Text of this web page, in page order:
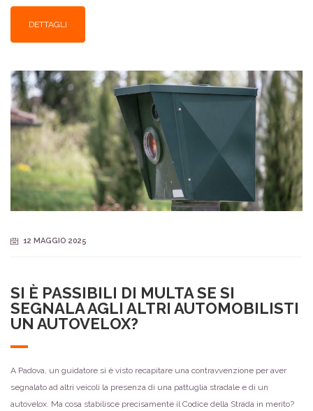
DETTAGLI
12 MAGGIO 2025
SI È PASSIBILI DI MULTA SE SI
SEGNALA AGLI ALTRI AUTOMOBILISTI
UN AUTOVELOX?
A Padova, un guidatore si è visto recapitare una contravvenzione per aver
segnalato ad altri veicoli la presenza di una pattuglia stradale e di un
autovelox. Ma cosa stabilisce precisamente il Codice della Strada in merito?